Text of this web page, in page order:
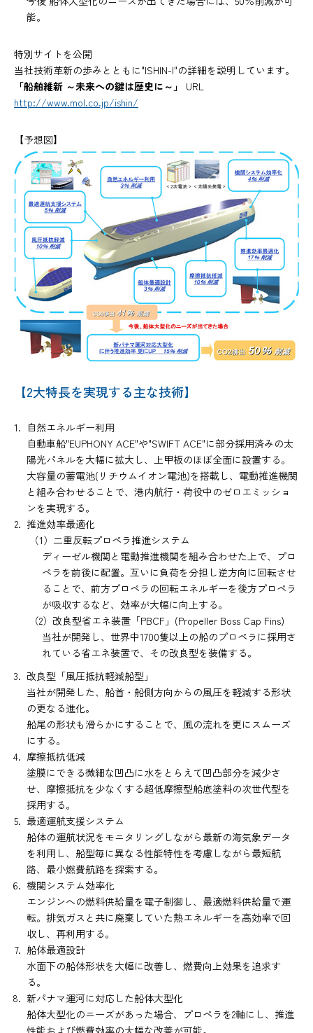
能。
特別サイトを公開
当社技術革新の歩みとともに"ISHIN-I"の詳細を説明しています。
「船舶維新 ～未来への鍵は歴史に～」
URL
http://www.mol.co.jp/ishin/
【予想図】
【2大特長を実現する主な技術】
自然エネルギー利用
自動車船"EUPHONY ACE"や"SWIFT ACE"に部分採用済みの太
陽光パネルを大幅に拡大し、上甲板のほぼ全面に設置する。
大容量の蓄電池(リチウムイオン電池)を搭載し、電動推進機関
と組み合わせることで、港内航行・荷役中のゼロエミッショ
ンを実現する。
推進効率最適化
（1）二重反転プロペラ推進システム
ディーゼル機関と電動推進機関を組み合わせた上で、プロ
ペラを前後に配置。互いに負荷を分担し逆方向に回転させ
ることで、前方プロペラの回転エネルギーを後方プロペラ
が吸収するなど、効率が大幅に向上する。
（2）改良型省エネ装置「PBCF」(Propeller Boss Cap Fins)
当社が開発し、世界中1700隻以上の船のプロペラに採用さ
れている省エネ装置で、その改良型を装備する。
改良型「風圧抵抗軽減船型」
当社が開発した、船首・船側方向からの風圧を軽減する形状
の更なる進化。
船尾の形状も滑らかにすることで、風の流れを更にスムーズ
にする。
摩擦抵抗低減
塗膜にできる微細な凹凸に水をとらえて凹凸部分を減少さ
せ、摩擦抵抗を少なくする超低摩擦型船底塗料の次世代型を
採用する。
最適運航支援システム
船体の運航状況をモニタリングしながら最新の海気象データ
を利用し、船型毎に異なる性能特性を考慮しながら最短航
路、最小燃費航路を探索する。
機関システム効率化
エンジンへの燃料供給量を電子制御し、最適燃料供給量で運
転。排気ガスと共に廃棄していた熱エネルギーを高効率で回
収し、再利用する。
船体最適設計
水面下の船体形状を大幅に改善し、燃費向上効果を追求す
る。
新パナマ運河に対応した船体大型化
船体大型化のニーズがあった場合、プロペラを2軸にし、推進
性能および燃費効率の大幅な改善が可能。